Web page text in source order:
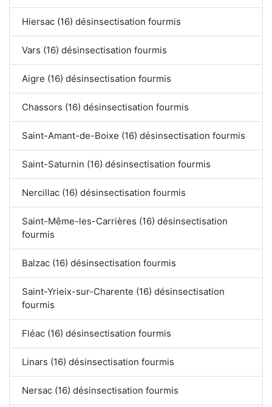
Hiersac (16) désinsectisation fourmis
Vars (16) désinsectisation fourmis
Aigre (16) désinsectisation fourmis
Chassors (16) désinsectisation fourmis
Saint-Amant-de-Boixe (16) désinsectisation fourmis
Saint-Saturnin (16) désinsectisation fourmis
Nercillac (16) désinsectisation fourmis
Saint-Même-les-Carrières (16) désinsectisation
fourmis
Balzac (16) désinsectisation fourmis
Saint-Yrieix-sur-Charente (16) désinsectisation
fourmis
Fléac (16) désinsectisation fourmis
Linars (16) désinsectisation fourmis
Nersac (16) désinsectisation fourmis